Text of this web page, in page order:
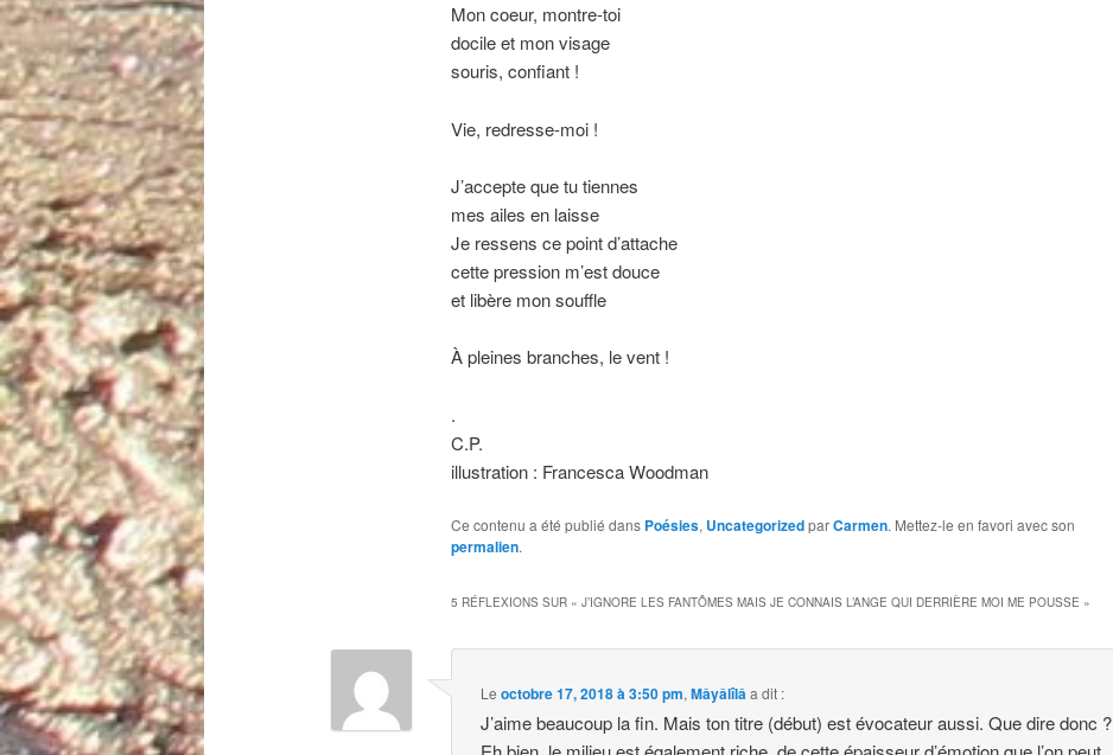
Mon coeur, montre-toi
docile et mon visage
souris, confiant !
Vie, redresse-moi !
J’accepte que tu tiennes
mes ailes en laisse
Je ressens ce point d’attache
cette pression m’est douce
et libère mon souffle
À pleines branches, le vent !
.
C.P.
illustration : Francesca Woodman
Ce contenu a été publié dans Poésies, UncategorizedparCarmen. Mettez-le en favori avec son
permalien.
5 RÉFLEXIONS SUR « J’IGNORE LES FANTÔMES MAIS JE CONNAIS L’ANGE QUI DERRIÈRE MOI ME POUSSE »
Leoctobre 17, 2018 à 3:50 pm,Mâyâlîlâa dit :
J’aime beaucoup la fin. Mais ton titre (début) est évocateur aussi. Que dire donc ?